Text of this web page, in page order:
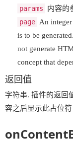
params
内容的
page An
is to be
not generate
concept that
返回值
字符串. 插件的返回
容之后显示此占位符